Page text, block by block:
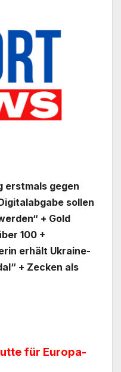
erstmals gegen
sollen
+ Gold
100 +
erhält Ukraine-
+ Zecken als
für Europa-